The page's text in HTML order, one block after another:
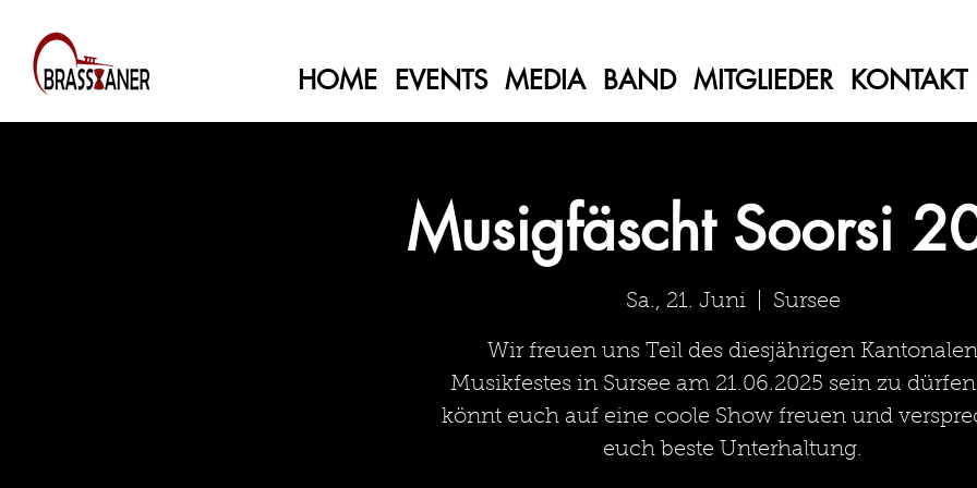
HOME EVENTS MEDIA BAND MITGLIEDER KONTAKT
Musigfäscht Soorsi
Sa., 21. Juni
  |
Sursee
Wir freuen uns Teil des diesjährigen Kantonalen
Musikfestes in Sursee am 21.06.2025 sein zu
könnt euch auf eine coole Show freuen und
euch beste Unterhaltung.